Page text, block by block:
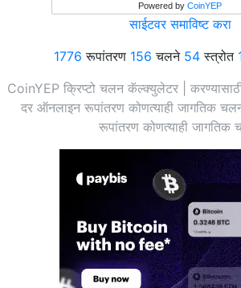
Powered by CoinYEP
साईटवर समाविष्ट करा
1776 रूपांतरण 156 चलने 54स्त्रोत
CoinYEP क्रिप्टो चलन कॅल्क्युलेटर |
दर ऑनलाइन रूपांतरण कोणत्याही जागतिक
रूपांतरण कोणत्याही जागतिक